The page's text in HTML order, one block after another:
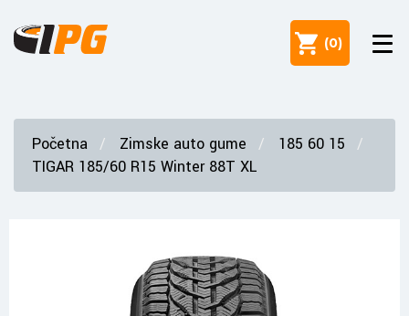
(0)
Početna Zimske auto gume
185 60 15
TIGAR 185/60 R15 Winter 88T XL